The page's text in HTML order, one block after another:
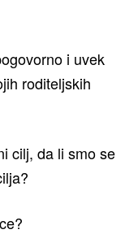
i uvek
roditeljskih
cilj, da li smo se